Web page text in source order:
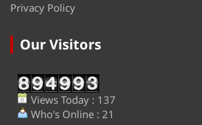
Privacy Policy
Our Visitors
Views Today : 137
Who's Online : 21